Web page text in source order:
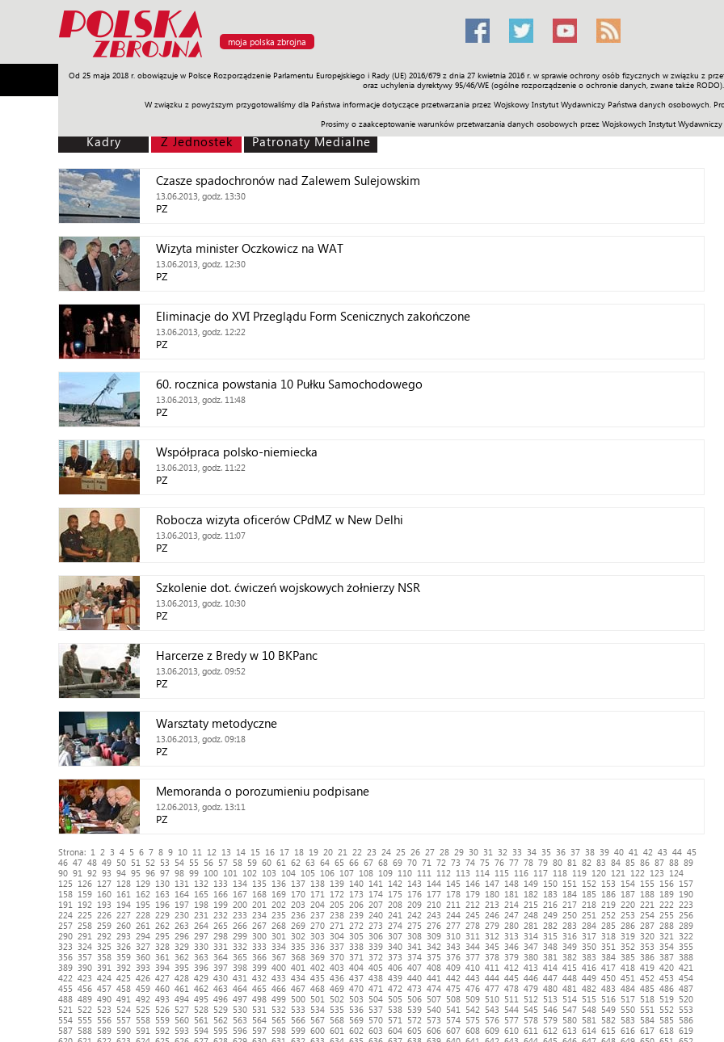
moja polska zbrojna
Od 25 maja 2018 r. obowiązuje w Polsce Rozporządzenie Parlamentu Europejskiego i Rady (UE) 2016/679 z dnia 27 kwietnia 2016 r. w sprawie ochrony osób fizycznych w związku z
oraz uchylenia dyrektywy 95/46/WE (ogólne rozporządzenie o ochronie danych, zwane także RODO).
W związku z powyższym przygotowaliśmy dla Państwa informacje dotyczące przetwarzania przez Wojskowy Instytut Wydawniczy Państwa danych osobowych.
Prosimy o zaakceptowanie warunków przetwarzania danych osobowych przez Wojskowych Instytut Wydawniczy
Armia Poligon Sprzęt Misje Polityka Prawo Świat Społeczność Sport Historia Galerie Wideo
Kadry Z Jednostek Patronaty Medialne
Czasze spadochronów nad Zalewem Sulejowskim
13.06.2013, godz. 13:30
PZ
Wizyta minister Oczkowicz na WAT
13.06.2013, godz. 12:30
PZ
Eliminacje do XVI Przeglądu Form Scenicznych zakończone
13.06.2013, godz. 12:22
PZ
60. rocznica powstania 10 Pułku Samochodowego
13.06.2013, godz. 11:48
PZ
Współpraca polsko-niemiecka
13.06.2013, godz. 11:22
PZ
Robocza wizyta oficerów CPdMZ w New Delhi
13.06.2013, godz. 11:07
PZ
Szkolenie dot. ćwiczeń wojskowych żołnierzy NSR
13.06.2013, godz. 10:30
PZ
Harcerze z Bredy w 10 BKPanc
13.06.2013, godz. 09:52
PZ
Warsztaty metodyczne
13.06.2013, godz. 09:18
PZ
Memoranda o porozumieniu podpisane
12.06.2013, godz. 13:11
PZ
Strona: 1 2 3 4 5 6 7 8 9 10 11 12 13 14 15 16 17 18 19 20 21 22 23 24 25 26 27 28 29 30 31 32 33 34 35 36 37 38 39 40 41 42 43 44 45
46 47 48 49 50 51 52 53 54 55 56 57 58 59 60 61 62 63 64 65 66 67 68 69 70 71 72 73 74 75 76 77 78 79 80 81 82 83 84 85 86 87 88 89
90 91 92 93 94 95 96 97 98 99 100 101 102 103 104 105 106 107 108 109 110 111 112 113 114 115 116 117 118 119 120 121 122 123
124
125
126 127 128 129 130 131 132 133 134 135 136 137 138 139 140 141 142 143 144 145 146 147 148 149 150 151 152 153 154 155 156 157
158 159 160 161 162 163 164 165 166 167 168 169 170 171 172 173 174 175 176 177 178 179 180 181 182 183 184 185 186 187 188 189 190
191
192 193 194 195 196 197 198 199 200 201 202 203 204 205 206 207 208 209 210 211 212 213 214 215 216 217 218 219 220 221 222
223
224 225 226 227 228 229 230 231 232 233 234 235 236 237 238 239 240 241 242 243 244 245 246 247 248 249 250 251 252 253 254 255
256
257 258 259 260 261 262 263 264 265 266 267 268 269 270 271 272 273 274 275 276 277 278 279 280 281 282 283 284 285 286 287 288 289
290 291 292 293 294 295 296 297 298 299 300 301 302 303 304 305 306 307 308 309 310 311 312 313 314 315 316 317 318 319 320 321
322
323
324 325 326 327 328 329 330 331 332 333 334 335 336 337 338 339 340 341 342 343 344 345 346 347 348 349 350 351 352 353 354 355
356 357 358 359 360 361 362 363 364 365 366 367 368 369 370 371 372 373 374 375 376 377 378 379 380 381 382 383 384 385 386 387 388
389 390 391 392 393 394 395 396 397 398 399 400 401 402 403 404 405 406 407 408 409 410 411 412 413 414 415 416 417 418 419 420 421
422 423 424 425 426 427 428 429 430 431 432 433 434 435 436 437 438 439 440 441 442 443 444 445 446 447 448 449 450 451 452 453 454
455 456 457 458 459 460 461 462 463 464 465 466 467 468 469 470 471 472 473 474 475 476 477 478 479 480 481 482 483 484 485 486 487
488 489 490 491 492 493 494 495 496 497 498 499 500 501 502 503 504 505 506 507 508 509 510 511 512 513 514 515 516 517 518 519 520
521
522 523 524 525 526 527 528 529 530 531 532 533 534 535 536 537 538 539 540 541 542 543 544 545 546 547 548 549 550 551 552
553
554 555 556 557 558 559 560 561 562 563 564 565 566 567 568 569 570 571 572 573 574 575 576 577 578 579 580 581 582 583 584 585
586
587 588 589 590 591 592 593 594 595 596 597 598 599 600 601 602 603 604 605 606 607 608 609 610 611 612 613 614 615 616 617 618 619